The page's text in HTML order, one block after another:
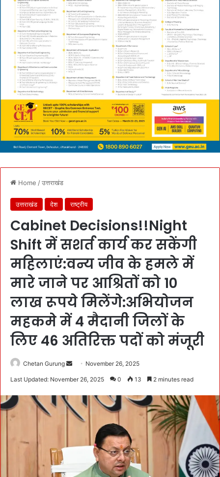
Home /उत्तराखंड
उत्तराखंड देश राष्ट्रीय
Cabinet Decisions!!Night
Shift में सशर्त कार्य कर सकेंगी
महिलाएं:वन्य जीव के हमले में
मारे जाने पर आश्रितों को 10
लाख रूपये मिलेंगे:अभियोजन
महकमे में 4 मैदानी जिलों के
लिए 46 अतिरिक्त पदों को मंजूरी
Chetan Gurung
a
m
November 26, 2025
Last Updated: November 26, 2025 0 13 2 minutes read